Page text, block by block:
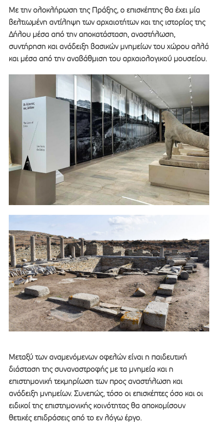
Με την ολοκλήρωση της Πράξης, ο επισκέπτης θα έχει μία
βελτιωμένη αντίληψη των αρχαιοτήτων και της ιστορίας της
Δήλου μέσα από την αποκατάσταση, αναστήλωση,
συντήρηση και ανάδειξη βασικών μνημείων του χώρου αλλά
και μέσα από την αναβάθμιση του αρχαιολογικού μουσείου.
Μεταξύ των αναμενόμενων οφελών είναι η παιδευτική
διάσταση της συναναστροφής με τα μνημεία και η
επιστημονική τεκμηρίωση των προς αναστήλωση και
ανάδειξη μνημείων. Συνεπώς, τόσο οι επισκέπτες όσο και οι
ειδικοί της επιστημονικής κοινότητας θα αποκομίσουν
θετικές επιδράσεις από το εν λόγω έργο.